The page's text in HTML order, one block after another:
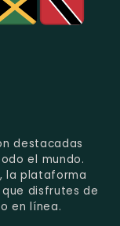
destacadas
el mundo.
la plataforma
disfrutes de
en línea.